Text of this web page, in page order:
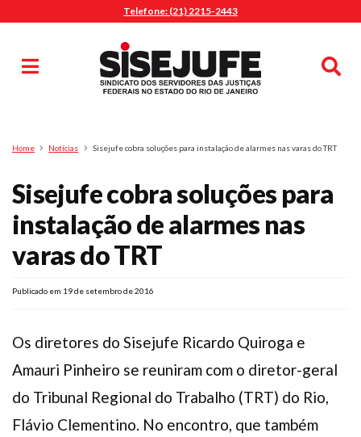
Telefone: (21) 2215-2443
Pesquisa
Home Notícias Sisejufe cobra soluções para instalação de alarmes nas varas do TRT
Sisejufe cobra soluções para
instalação de alarmes nas
varas do TRT
Publicado em 19 de setembro de 2016
Os diretores do Sisejufe Ricardo Quiroga e
Amauri Pinheiro se reuniram com o diretor-geral
do Tribunal Regional do Trabalho (TRT) do Rio,
Flávio Clementino. No encontro, que também
MENU
Sindicalize-se
Diretoria
O Sindicato
Agenda
Casa do Alto
Sede Campestre
Gympass Wellhub
Plano de Saúde
Assistência Funeral
Pós-graduação